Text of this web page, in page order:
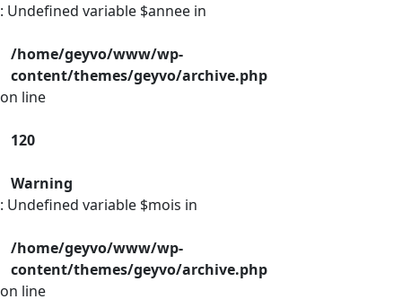
: Undefined variable $annee in
/home/geyvo/www/wp-
content/themes/geyvo/archive.php
on line
120
Warning
: Undefined variable $mois in
/home/geyvo/www/wp-
content/themes/geyvo/archive.php
on line